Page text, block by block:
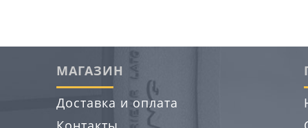
МАГАЗИН
Доставка и оплата